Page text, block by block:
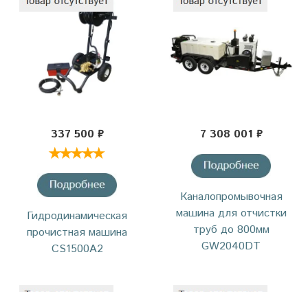
337 500 ₽
Гидродинамическая
прочистная машина
CS1500A2
7 308 001 ₽
Каналопромывочная
машина для отчистки
труб до 800мм
GW2040DT